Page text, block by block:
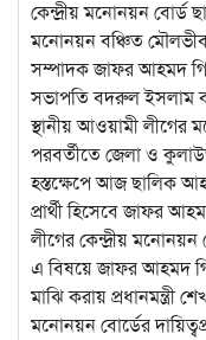
কেন্দ্রীয় মনোনয়ন
মনোনয়ন বঞ্চিত
সম্পাদক জাফর আহমদ
সভাপতি বদরুল ইসলাম
স্থানীয় আওয়ামী লীগের
পরবর্তীতে জেলা ও
হস্তক্ষেপে আজ ছালিক
প্রার্থী হিসেবে জাফর
লীগের কেন্দ্রীয় মনোনয়ন
এ বিষয়ে জাফর আহমদ
মাঝি করায় প্রধানমন্ত্রী
মনোনয়ন বোর্ডের